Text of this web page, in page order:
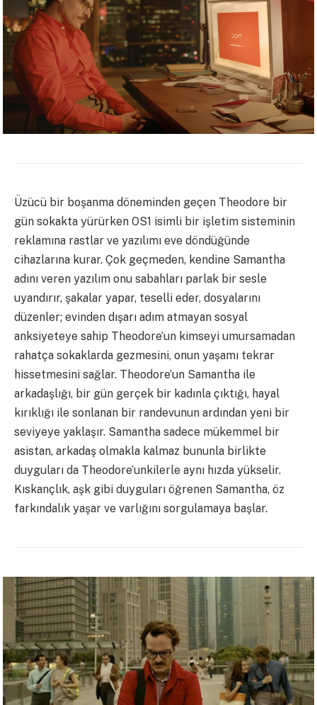
Üzücü bir boşanma döneminden geçen Theodore bir
gün sokakta yürürken OS1 isimli bir işletim sisteminin
reklamına rastlar ve yazılımı eve döndüğünde
cihazlarına kurar. Çok geçmeden, kendine Samantha
adını veren yazılım onu sabahları parlak bir sesle
uyandırır, şakalar yapar, teselli eder, dosyalarını
düzenler; evinden dışarı adım atmayan sosyal
anksiyeteye sahip Theodore’un kimseyi umursamadan
rahatça sokaklarda gezmesini, onun yaşamı tekrar
hissetmesini sağlar. Theodore’un Samantha ile
arkadaşlığı, bir gün gerçek bir kadınla çıktığı, hayal
kırıklığı ile sonlanan bir randevunun ardından yeni bir
seviyeye yaklaşır. Samantha sadece mükemmel bir
asistan, arkadaş olmakla kalmaz bununla birlikte
duyguları da Theodore’unkilerle aynı hızda yükselir.
Kıskançlık, aşk gibi duyguları öğrenen Samantha, öz
farkındalık yaşar ve varlığını sorgulamaya başlar.